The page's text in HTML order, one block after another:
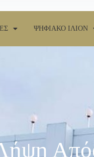
ΨΗΦΙΑΚΟ ΙΛΙΟΝ